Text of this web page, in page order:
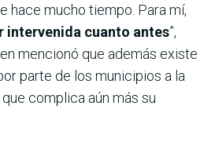
hace mucho tiempo. Para mí,
intervenida cuanto antes”,
mencionó que además existe
parte de los municipios a la
complica aún más su